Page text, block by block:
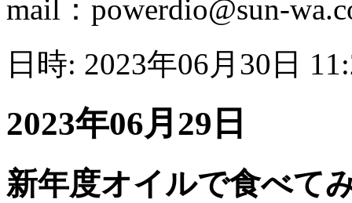
mail：powerdio@sun-
日時: 2023年06月30日
2023年06月29日
新年度オイルで食べて